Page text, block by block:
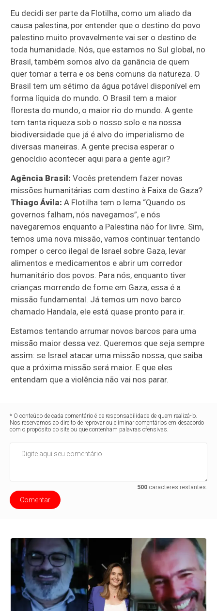
Eu decidi ser parte da Flotilha, como um aliado da
causa palestina, por entender que o destino do povo
palestino muito provavelmente vai ser o destino de
toda humanidade. Nós, que estamos no Sul global, no
Brasil, também somos alvo da ganância de quem
quer tomar a terra e os bens comuns da natureza. O
Brasil tem um sétimo da água potável disponível em
forma líquida do mundo. O Brasil tem a maior
floresta do mundo, o maior rio do mundo. A gente
tem tanta riqueza sob o nosso solo e na nossa
biodiversidade que já é alvo do imperialismo de
diversas maneiras. A gente precisa esperar o
genocídio acontecer aqui para a gente agir?
Agência Brasil: Vocês pretendem fazer novas
missões humanitárias com destino à Faixa de Gaza?
Thiago Ávila: A Flotilha tem o lema “Quando os
governos falham, nós navegamos”, e nós
navegaremos enquanto a Palestina não for livre. Sim,
temos uma nova missão, vamos continuar tentando
romper o cerco ilegal de Israel sobre Gaza, levar
alimentos e medicamentos e abrir um corredor
humanitário dos povos. Para nós, enquanto tiver
crianças morrendo de fome em Gaza, essa é a
missão fundamental. Já temos um novo barco
chamado Handala, ele está quase pronto para ir.
Estamos tentando arrumar novos barcos para uma
missão maior dessa vez. Queremos que seja sempre
assim: se Israel atacar uma missão nossa, que saiba
que a próxima missão será maior. E que eles
entendam que a violência não vai nos parar.
* O conteúdo de cada comentário é de responsabilidade de quem realizá-lo.
Nos reservamos ao direito de reprovar ou eliminar comentários em desacordo
com o propósito do site ou que contenham palavras ofensivas.
500caracteres restantes.
Comentar